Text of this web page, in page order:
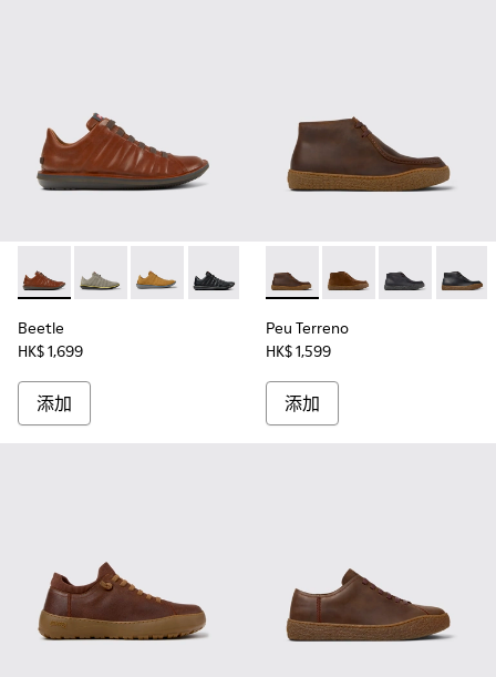
Beetle - 18751-049 - 男裝啡色皮鞋。
Beetle - 18751-109
Beetle - 18751-096
Beetle - 18751-048
Beetle
HK$ 1,699
添加
Peu Terreno - K300530-
Peu Terreno -
Peu Terreno
Peu
Peu Terreno
HK$ 1,599
添加